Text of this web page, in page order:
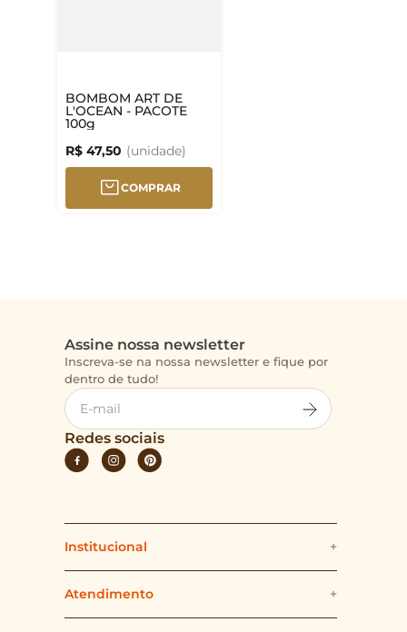
BOMBOM ART DE
L'OCEAN - PACOTE
100g
R$ 47,50
COMPRAR
Assine nossa newsletter
Inscreva-se na nossa newsletter e fique por
dentro de tudo!
Redes sociais
Institucional +
Atendimento +